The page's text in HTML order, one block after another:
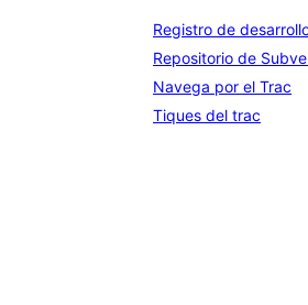
Registro de
Repositorio de
Navega por el Trac
Tiques del trac